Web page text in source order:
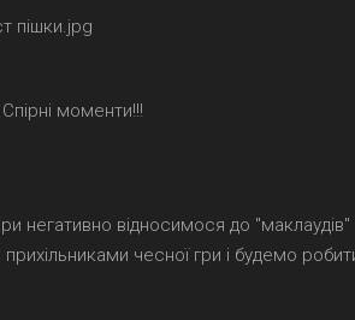
моменти!!!
негативно відносимося до
чесної гри і будемо